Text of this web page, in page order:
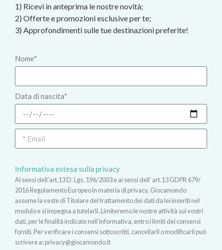
1) Ricevi in anteprima le nostre novità;
2) Offerte e promozioni esclusive per te;
3) Approfondimenti sulle tue destinazioni preferite!
Nome*
Data di nascita*
Informativa estesa sulla privacy
Ai sensi dell’art.13 D. Lgs. 196/2003 e ai sensi dell’ art.13 GDPR 679/
2016 Regolamento Europeo in materia di privacy, Giocamondo
assume la veste di Titolare del trattamento dei dati da lei inseriti nel
modulo e si impegna a tutelarli. Limiteremo le nostre attività sui vostri
dati, per le finalità indicate nell’informativa, entro i limiti dei consensi
forniti. Per verificare i consensi sottoscritti, cancellarli o modificarli può
scrivere a:privacy@giocamondo.it